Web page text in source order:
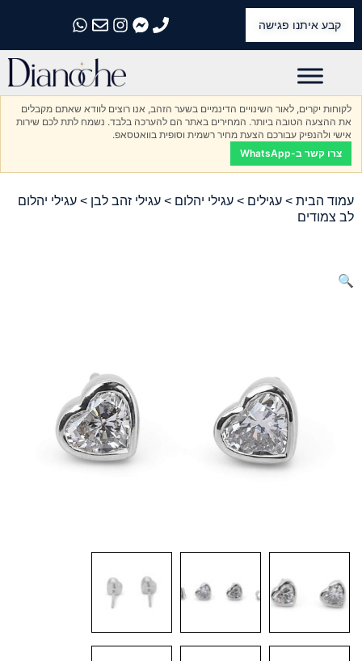
קבע איתנו פגישה
התקשרו אלינו
התקשרו אלינו
התקשרו אלינו
התקשרו אלינו
התקשרו אלינו
לקוחות יקרים, לאור השינויים הדינמיים בשער הזהב, אנו רוצים לוודא שאתם מקבלים
את ההצעה הטובה ביותר. המחירים באתר הם להערכה בלבד. נשמח לתת לכם שירות
אישי ולהנפיק עבורכם הצעת מחיר רשמית וסופית בוואטסאפ.
צרו קשר ב-WhatsApp
עמוד הבית > עגילים > עגילי יהלום > עגילי זהב לבן > עגילי יהלום
לב צמודים
🔍